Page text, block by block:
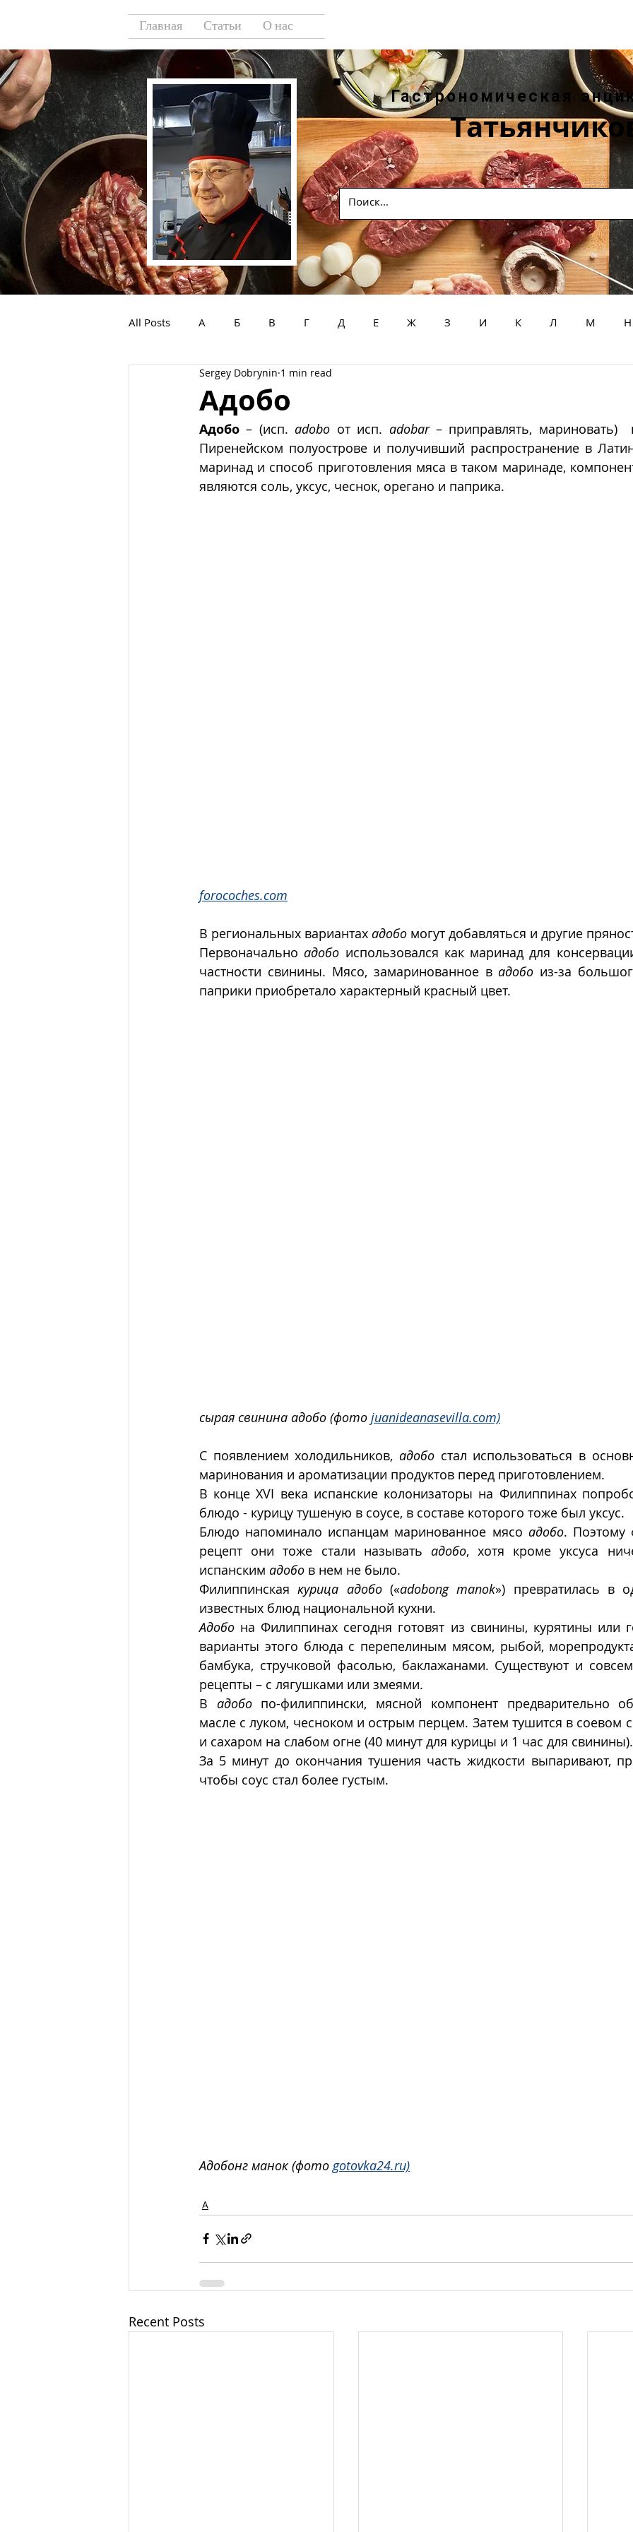
Главная Статьи О нас
Гастрономическая
All Posts А Б В Г Д Е Ж З И К Л М Н
У Ф Х
Адобо
Sergey Dobrynin 1 min read
Адобо – (исп. adobo от исп. adobar – приправлять, мариновать)
Пиренейском полуострове и получивший распространение в
маринад и способ приготовления мяса в таком маринаде,
являются соль, уксус, чеснок, орегано и паприка.
forocoches.com
В региональных вариантах адобо могут добавляться и другие
Первоначально адобо использовался как маринад для
частности свинины. Мясо, замаринованное в адобо из-за
паприки приобретало характерный красный цвет.
сырая свинина адобо (фото juanideanasevilla.com)
С появлением холодильников, адобо стал использоваться в
маринования и ароматизации продуктов перед приготовлением.
В конце XVI века испанские колонизаторы на Филиппинах
блюдо - курицу тушеную в соусе, в составе которого тоже был уксус.
Блюдо напоминало испанцам маринованное мясо адобо. Поэтому
рецепт они тоже стали называть адобо, хотя кроме уксуса
испанским адобо в нем не было.
Филиппинская курица адобо («adobong manok») превратилась в
известных блюд национальной кухни.
Адобо на Филиппинах сегодня готовят из свинины, курятины или
варианты этого блюда с перепелиным мясом, рыбой,
бамбука, стручковой фасолью, баклажанами. Существуют и совсем
рецепты – с лягушками или змеями.
В адобо по-филиппински, мясной компонент предварительно
масле с луком, чесноком и острым перцем. Затем тушится в соевом
и сахаром на слабом огне (40 минут для курицы и 1 час для
За 5 минут до окончания тушения часть жидкости выпаривают,
чтобы соус стал более густым.
Адобонг манок (фото gotovka24.ru)
А
Recent Posts